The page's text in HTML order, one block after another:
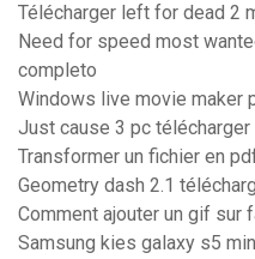
Télécharger left for dead 2
Need for speed most
completo
Windows live movie maker
Just cause 3 pc
Transformer un fichier en
Geometry dash 2.1
Comment ajouter un gif sur
Samsung kies galaxy s5